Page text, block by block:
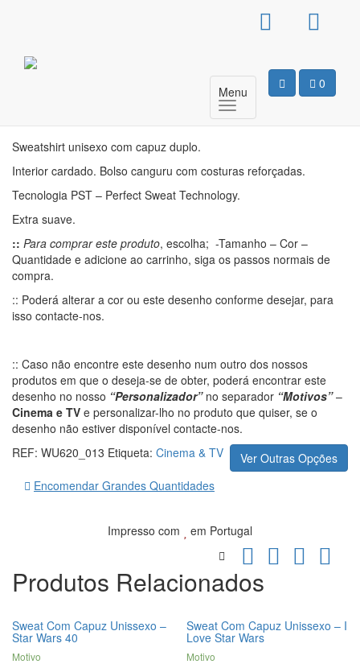
0
Menu
Sweat Com Capuz
Unissexo – Dark Power
Sweatshirt unisexo com capuz duplo.
Interior cardado. Bolso canguru com costuras reforçadas.
Tecnologia PST – Perfect Sweat Technology.
Extra suave.
:: Para comprar este produto, escolha; -Tamanho – Cor –
Quantidade e adicione ao carrinho, siga os passos normais de
compra.
:: Poderá alterar a cor ou este desenho conforme desejar, para
isso contacte-nos.
:: Caso não encontre este desenho num outro dos nossos
produtos em que o deseja-se de obter, poderá encontrar este
desenho no nosso “Personalizador” no separador “Motivos” –
Cinema e TV e personalizar-lho no produto que quiser, se o
desenho não estiver disponível contacte-nos.
Ver Outras Opções
REF: WU620_013 Etiqueta: Cinema & TV
Encomendar Grandes Quantidades
Impresso com em Portugal
Produtos Relacionados
Sweat Com Capuz Unissexo –
Star Wars 40
Motivo
Sweat Com Capuz Unissexo – I
Love Star Wars
Motivo